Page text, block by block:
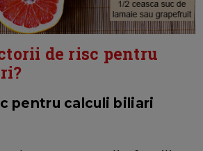
de risc pentru
pentru calculi biliari